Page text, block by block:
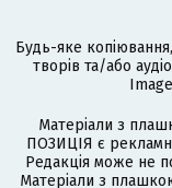
Будь-яке
творів та/або
Матеріали з
ПОЗИЦІЯ є
Редакція може не
Матеріали з